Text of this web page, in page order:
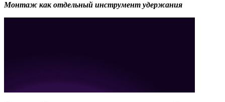
Монтаж как отдельный инструмент удержания